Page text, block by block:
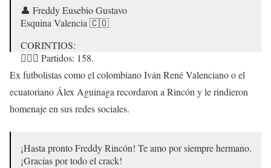
👤 Freddy Eusebio Gustavo
Esquina Valencia 🇨🇴
CORINTIOS:
🏃🏿‍♂️ Partidos: 158.
⚽️ Total de goles: 11.
🏆 Títulos colectivos:
•Paulista 1999.
¡ÍDOLO!#FreddyRincon🇨🇴
Ex futbolistas como el colombiano Iván René Valenciano o el
ecuatoriano Álex Aguinaga recordaron a Rincón y le rindieron
homenaje en sus redes sociales.
¡Hasta pronto Freddy Rincón! Te amo por siempre hermano.
¡Gracias por todo el crack!